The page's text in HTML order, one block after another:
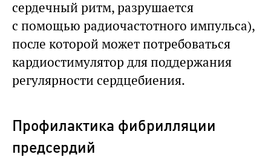
сердечный ритм, разрушается
с помощью радиочастотного импульса),
после которой может потребоваться
кардиостимулятор для поддержания
регулярности сердцебиения.
Профилактика фибрилляции
предсердий